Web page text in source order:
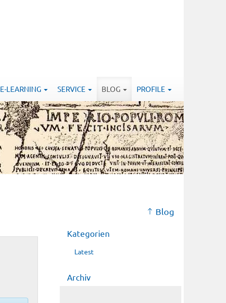
E-LEARNING SERVICE BLOG PROFILE
Blog
Kategorien
Latest
Archiv